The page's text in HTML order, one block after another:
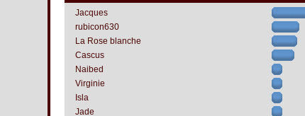
Jacques
rubicon630
La Rose blanche
Cascus
Naibed
Virginie
Isla
Jade